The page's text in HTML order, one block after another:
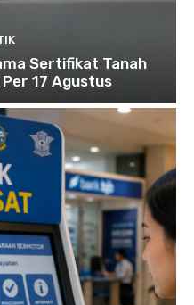
Sertifikat Tanah
17 Agustus